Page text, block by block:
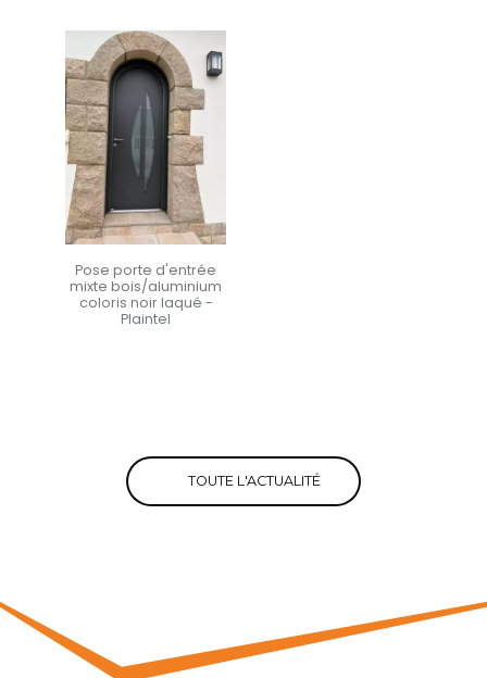
Pose porte d'entrée
mixte bois/aluminium
coloris noir laqué -
Plaintel
TOUTE L'ACTUALITÉ